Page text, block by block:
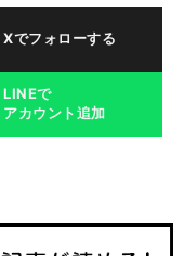
Xでフォローする
LINEで
アカウント追加